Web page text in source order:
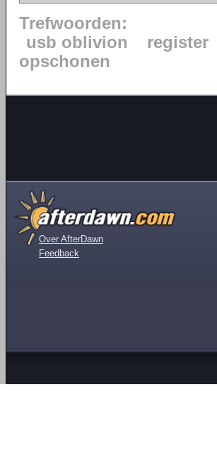
Trefwoorden:
usb oblivion
register
opschonen
Over AfterDawn
Feedback